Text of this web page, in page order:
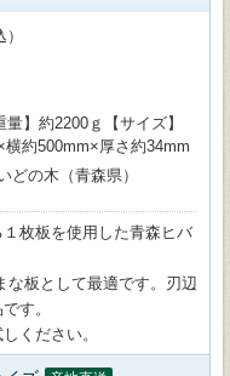
量】約2200ｇ【サイズ】
横約500mm×厚さ約34mm
どの木（青森県）
枚板を使用した青森ヒバ
な板として最適です。刃辺
す。
ください。